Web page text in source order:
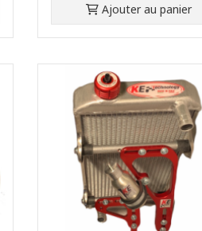
Ajouter au panier